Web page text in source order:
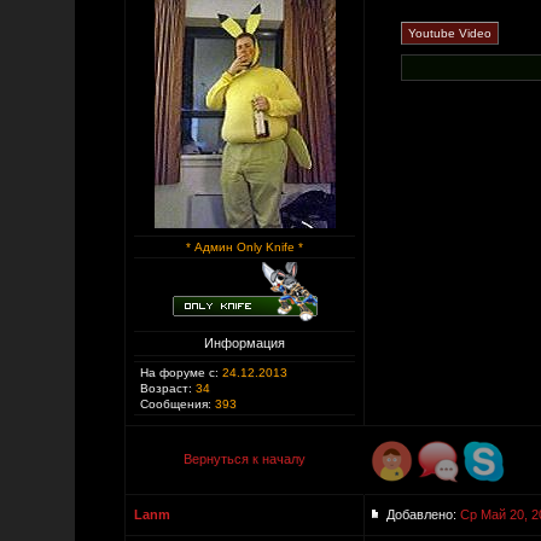
* Админ Only Knife *
Информация
На форуме с: 24.12.2013
Возраст: 34
Сообщения: 393
Вернуться к началу
Lanm Добавлено: Ср Май 20,